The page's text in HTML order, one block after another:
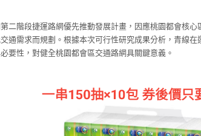
二階段捷運路網優先推動發展計畫，因應桃園都會核
通需求而規劃。根據本次可行性研究成果分析，青線
要性，對健全桃園都會區交通路網具關鍵意義。